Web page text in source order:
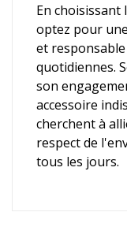
En choisissant
optez pour
et
quotidiennes.
son
accessoire
cherchent à
respect de
tous les jours.